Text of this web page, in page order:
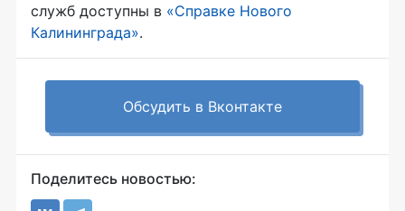
служб доступны в «Справке Нового
Калининграда».
Обсудить в Вконтакте
Поделитесь новостью: